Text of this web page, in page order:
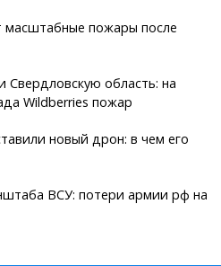
пожары после
Свердловскую область: на
Wildberries пожар
новый дрон: в чем его
ВСУ: потери армии рф на